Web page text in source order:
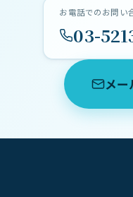
お電話でのお問い
03-
メー